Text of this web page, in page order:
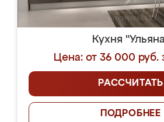
Кухня
Цена: от 36 000 руб.
РАССЧИТАТЬ
ПОДРОБНЕЕ